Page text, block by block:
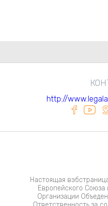
http://
Настоящая
Европейского Союза
Организации